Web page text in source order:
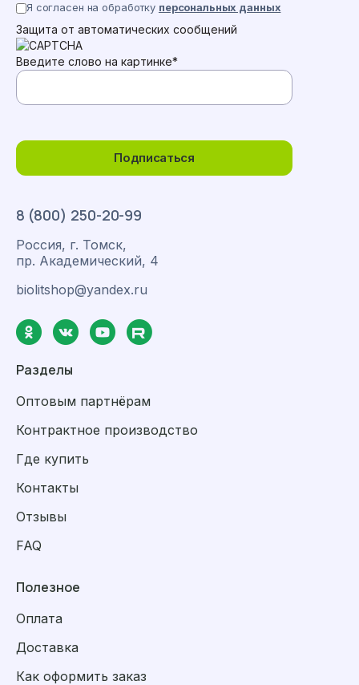
8 (800) 250-20-99
Россия, г. Томск,
пр. Академический, 4
biolitshop@yandex.ru
Разделы
Оптовым партнёрам
Контрактное производство
Где купить
Контакты
Отзывы
FAQ
Полезное
Оплата
Доставка
Как оформить заказ
Подписаться
Я согласен на обработку персональных данных
Защита от автоматических сообщений
Введите слово на картинке*